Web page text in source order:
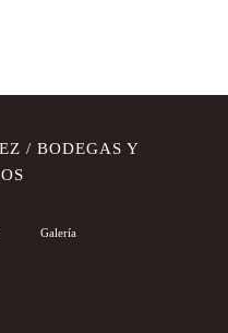
/ BODEGAS Y
Galería